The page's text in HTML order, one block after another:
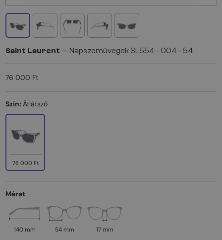
Saint Laurent — Napszemüvegek SL554 - 004 - 54
76 000 Ft
Szín: Átlátszó
76 000 Ft
Méret
140 mm 54 mm 17 mm